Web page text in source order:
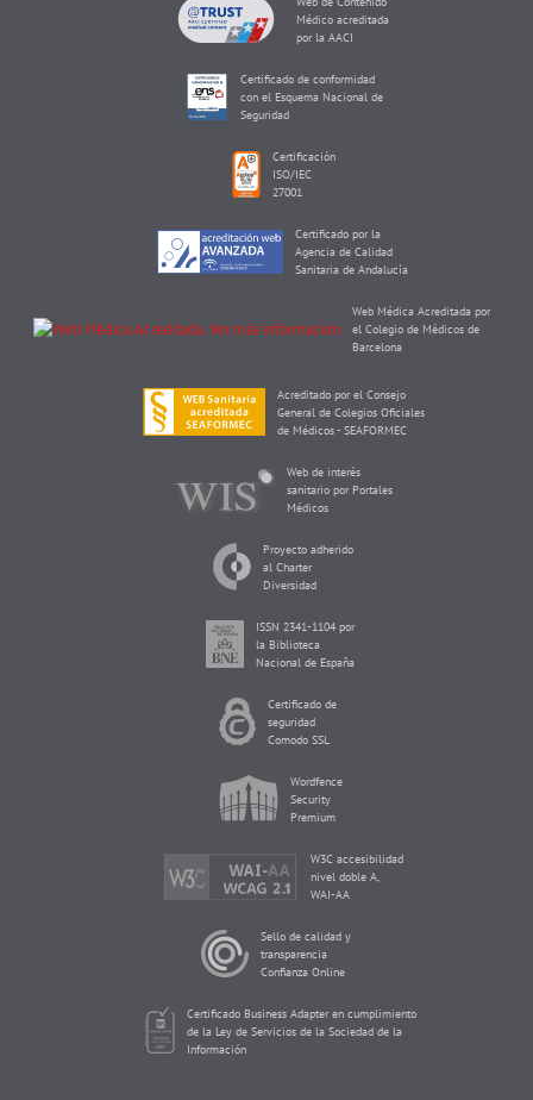
Médico acreditada
por la AACI
Certificado de conformidad
con el Esquema Nacional de
Seguridad
Certificación
ISO/IEC
27001
Certificado por la
Agencia de Calidad
Sanitaria de Andalucía
Web Médica Acreditada por
el Colegio de Médicos de
Barcelona
Acreditado por el Consejo
General de Colegios Oficiales
de Médicos - SEAFORMEC
Web de interés
sanitario por Portales
Médicos
Proyecto adherido
al Charter
Diversidad
ISSN 2341-1104 por
la Biblioteca
Nacional de España
Certificado de
seguridad
Comodo SSL
Wordfence
Security
Premium
W3C accesibilidad
nivel doble A,
WAI-AA
Sello de calidad y
transparencia
Confianza Online
Certificado Business Adapter en cumplimiento
de la Ley de Servicios de la Sociedad de la
Información